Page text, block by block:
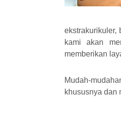
ekstrakurikuler,
kami akan
memberikan
Mudah-
khususnya dan